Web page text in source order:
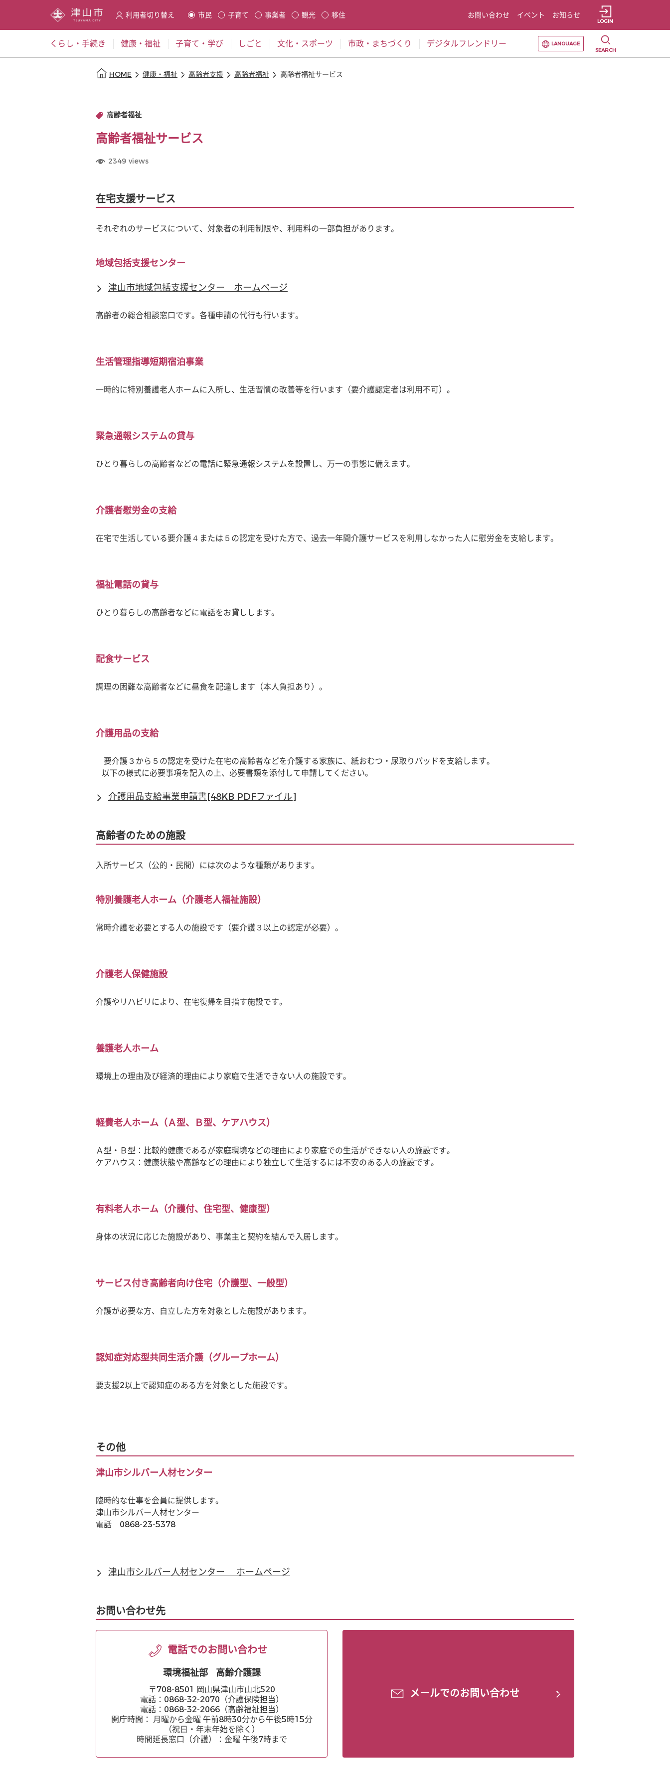
利用者切り替え
選択すると利用者の切替が発生します
市民 子育て 事業者 観光 移住 お問い合わせ イベント お知らせ
LOGIN
くらし・手続き 健康・福祉 子育て・学び しごと 文化・スポーツ 市政・まちづくり デジタルフレンドリー
選択すると言語の切替が発生します
LANGUAGE
SEARCH
HOME 健康・福祉 高齢者支援 高齢者福祉 高齢者福祉サービス
高齢者福祉
高齢者福祉サービス
2349 views
在宅支援サービス
それぞれのサービスについて、対象者の利用制限や、利用料の一部負担があります。
地域包括支援センター
津山市地域包括支援センター ホームページ
高齢者の総合相談窓口です。各種申請の代行も行います。
生活管理指導短期宿泊事業
一時的に特別養護老人ホームに入所し、生活習慣の改善等を行います（要介護認定者は利用不可）。
緊急通報システムの貸与
ひとり暮らしの高齢者などの電話に緊急通報システムを設置し、万一の事態に備えます。
介護者慰労金の支給
在宅で生活している要介護４または５の認定を受けた方で、過去一年間介護サービスを利用しなかった人に慰労金を支給します。
福祉電話の貸与
ひとり暮らしの高齢者などに電話をお貸しします。
配食サービス
調理の困難な高齢者などに昼食を配達します（本人負担あり）。
介護用品の支給
要介護３から５の認定を受けた在宅の高齢者などを介護する家族に、紙おむつ・尿取りパッドを支給します。
   以下の様式に必要事項を記入の上、必要書類を添付して申請してください。
介護用品支給事業申請書[48KB PDFファイル]
高齢者のための施設
入所サービス（公的・民間）には次のような種類があります。
特別養護老人ホーム（介護老人福祉施設）
常時介護を必要とする人の施設です（要介護３以上の認定が必要）。
介護老人保健施設
介護やリハビリにより、在宅復帰を目指す施設です。
養護老人ホーム
環境上の理由及び経済的理由により家庭で生活できない人の施設です。
軽費老人ホーム（Ａ型、Ｂ型、ケアハウス）
Ａ型・Ｂ型：比較的健康であるが家庭環境などの理由により家庭での生活ができない人の施設です。
ケアハウス：健康状態や高齢などの理由により独立して生活するには不安のある人の施設です。
有料老人ホーム（介護付、住宅型、健康型）
身体の状況に応じた施設があり、事業主と契約を結んで入居します。
サービス付き高齢者向け住宅（介護型、一般型）
介護が必要な方、自立した方を対象とした施設があります。
認知症対応型共同生活介護（グループホーム）
要支援2以上で認知症のある方を対象とした施設です。
その他
津山市シルバー人材センター
臨時的な仕事を会員に提供します。
津山市シルバー人材センター
電話　0868-23-5378
津山市シルバー人材センター ホームページ
お問い合わせ先
電話でのお問い合わせ
環境福祉部 高齢介護課
〒708-8501 岡山県津山市山北520
電話：0868-32-2070（介護保険担当）
電話：0868-32-2066（高齢福祉担当）
開庁時間： 月曜から金曜 午前8時30分から午後5時15分
（祝日・年末年始を除く）
時間延長窓口（介護）：金曜 午後7時まで
メールでのお問い合わせ